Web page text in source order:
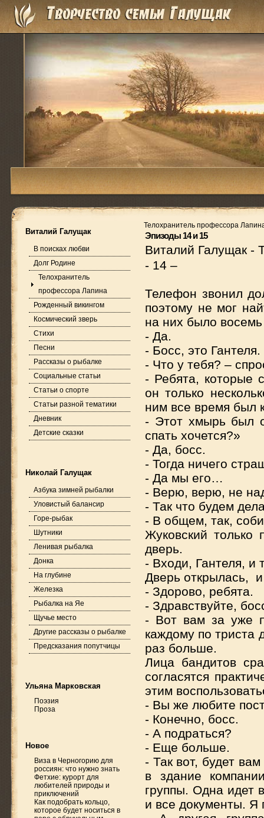
Виталий Галущак
В поисках любви
Долг Родине
Телохранитель
профессора Лапина
Рожденный викингом
Космический зверь
Стихи
Песни
Рассказы о рыбалке
Социальные статьи
Статьи о спорте
Статьи разной тематики
Дневник
Детские сказки
Николай Галущак
Азбука зимней рыбалки
Уловистый балансир
Горе-рыбак
Шутники
Ленивая рыбалка
Донка
На глубине
Железка
Рыбалка на Яе
Щучье место
Другие рассказы о рыбалке
Предсказания попутчицы
Ульяна Марковская
Поэзия
Проза
Новое
Виза в Черногорию для
россиян: что нужно знать
Фетхие: курорт для
любителей природы и
приключений
Как подобрать кольцо,
которое будет носиться в
Телохранитель профессора
Эпизоды 14 и 15
Виталий Галущак -
- 14 –
Телефон звонил
поэтому не мог
на них было
- Да.
- Босс, это Гантеля.
- Что у тебя? –
- Ребята, которые
он только
ним все время был
- Этот хмырь был
спать хочется?»
- Да, босс.
- Тогда ничего
- Да мы его…
- Верю, верю, не
- Так что будем
- В общем, так,
Жуковский только
дверь.
- Входи, Гантеля, и
Дверь открылась,
- Здорово, ребята.
- Здравствуйте,
- Вот вам за уже
каждому по триста
раз больше.
Лица бандитов
согласятся
этим
- Вы же любите
- Конечно, босс.
- А подраться?
- Еще больше.
- Так вот, будет
в здание
группы. Одна идет
и все документы. Я